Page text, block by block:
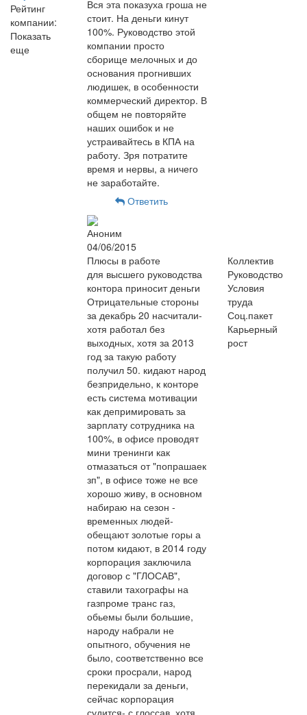
Рейтинг
компании:
Показать
еще
Вся эта показуха гроша не
стоит. На деньги кинут
100%. Руководство этой
компании просто
сборище мелочных и до
основания прогнивших
людишек, в особенности
коммерческий директор. В
общем не повторяйте
наших ошибок и не
устраивайтесь в КПА на
работу. Зря потратите
время и нервы, а ничего
не заработайте.
Ответить
Аноним
04/06/2015
Плюсы в работе
для высшего руководства
контора приносит деньги
Отрицательные стороны
за декабрь 20 насчитали-
хотя работал без
выходных, хотя за 2013
год за такую работу
получил 50. кидают народ
безпридельно, к конторе
есть система мотивации
как депримировать за
зарплату сотрудника на
100%, в офисе проводят
мини тренинги как
отмазаться от "попрашаек
зп", в офисе тоже не все
хорошо живу, в основном
набираю на сезон -
временных людей-
обещают золотые горы а
потом кидают, в 2014 году
корпорация заключила
договор с "ГЛОСАВ",
ставили тахографы на
газпроме транс газ,
обьемы были большие,
народу набрали не
опытного, обучения не
было, соответственно все
сроки просрали, народ
перекидали за деньги,
сейчас корпорация
судится- с глоссав, хотя
Коллектив
Руководство
Условия
труда
Соц.пакет
Карьерный
рост